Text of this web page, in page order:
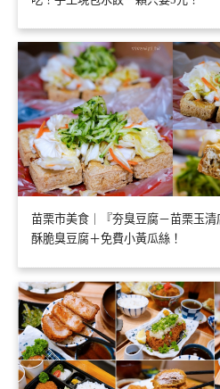
苗栗市美食｜『夯臭豆腐－苗栗玉
酥脆臭豆腐＋免費小黃瓜絲！